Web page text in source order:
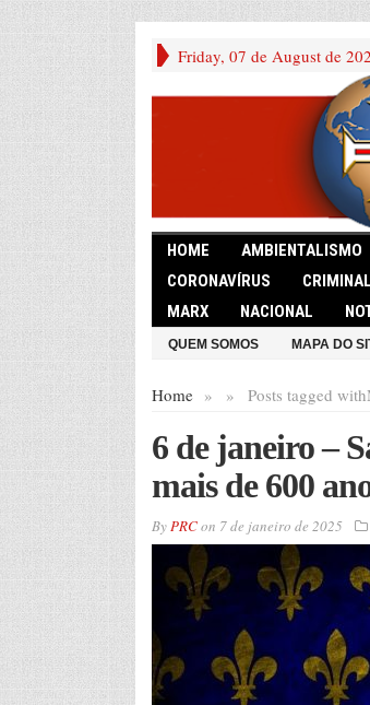
Friday, 07 de August de
HOME AMBIENTALISMO
CORONAVÍRUS
MARX
NACIONAL
QUEM SOMOS MAPA DO
Home » Posts tagged with
»
6 de janeiro –
mais de 600
ByPRCon 7 de janeiro de 2025